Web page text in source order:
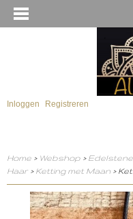
Inloggen Registreren
Home > Webshop >
Haar > Ketting met Maan >